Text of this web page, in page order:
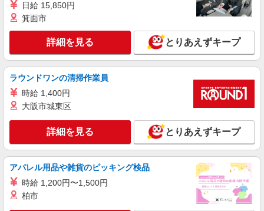
可能（規程有）★ ゜・。○。・゜+゜・。○。・゜
キープ 詳細を見る
株式会社シエロ
人気機種に詳しくなれる携帯販売
【softbank】
時給1600円〜 ※別途インセンティブ、職能評
価制度あり ※残業代支給 ★交通費別途支給（規定
社祝い金10万円支給(規定有) お友達を紹介頂くと,
インセンティブ支給(規定有) ★月2回払い・週払い
可能（規程有）★ ゜・。○。・゜+゜・。○。・゜
+゜
キープ 詳細を見る
派遣社員
株式会社シエロ
スマホ携帯販売【楽天モバイル】
時給1500円〜 ※残業代支給 ★交通費別途支給
日給 15,850円
箕面市
詳細を見る とりあえずキープ
ラウンドワンの清掃作業員
時給 1,400円
大阪市城東区
詳細を見る とりあえずキープ
アパレル用品や雑貨のピッキング検品
時給 1,200円〜1,500円
柏市